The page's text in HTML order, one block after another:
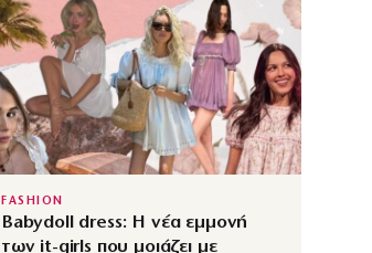
FASHION
Babydoll dress: Η νέα εμμονή
των it-girls που μοιάζει με